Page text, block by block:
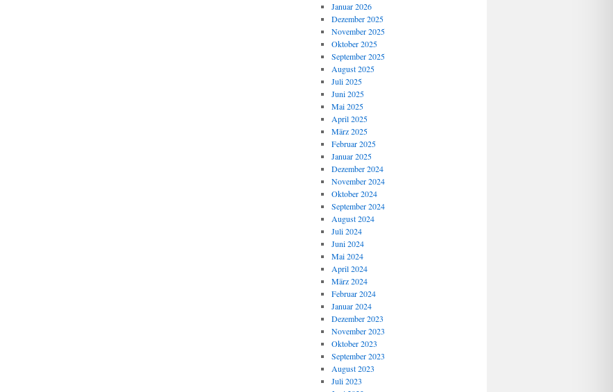
Januar 2026
Dezember 2025
November 2025
Oktober 2025
September 2025
August 2025
Juli 2025
Juni 2025
Mai 2025
April 2025
März 2025
Februar 2025
Januar 2025
Dezember 2024
November 2024
Oktober 2024
September 2024
August 2024
Juli 2024
Juni 2024
Mai 2024
April 2024
März 2024
Februar 2024
Januar 2024
Dezember 2023
November 2023
Oktober 2023
September 2023
August 2023
Juli 2023